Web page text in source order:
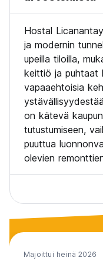
Hostal
ja modernin
upeilla tiloilla,
keittiö ja puhtaat
vapaaehtoisia
on kätevä
tutustumiseen,
puuttua
olevien
Majoittui heinä 2026